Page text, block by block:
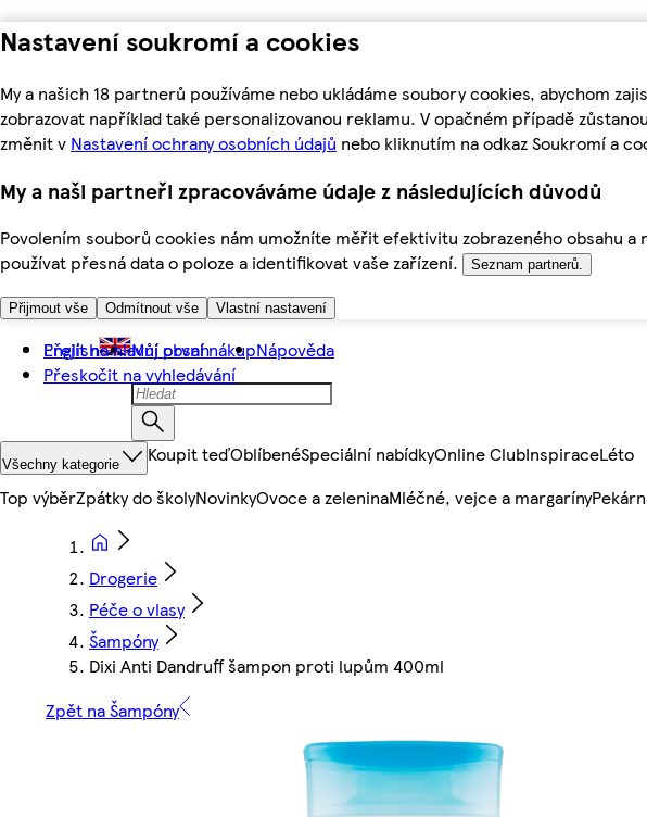
Nastavení soukromí a cookies
My a našich 18 partnerů používáme nebo ukládáme soubory cookies, abychom
zobrazovat například také personalizovanou reklamu. V opačném případě
změnit v Nastavení ochrany osobních údajů nebo kliknutím na odkaz Soukromí a
My a naši partneři zpracováváme údaje z následujících důvodů
Povolením souborů cookies nám umožníte měřit efektivitu zobrazeného obsahu
používat přesná data o poloze a identifikovat vaše zařízení.
Seznam partnerů.
Přijmout vše Odmítnout vše Vlastní nastavení
Přejít na hlavní obsah
Přeskočit na vyhledávání
English Můj první nákupNápověda
Všechny kategorie Koupit teďOblíbenéSpeciální nabídkyOnline ClubInspiraceLéto
Top výběrZpátky do školyNovinkyOvoce a zeleninaMléčné, vejce a margaríny
Drogerie
Péče o vlasy
Šampóny
Dixi Anti Dandruff šampon proti lupům 400ml
Zpět na Šampóny